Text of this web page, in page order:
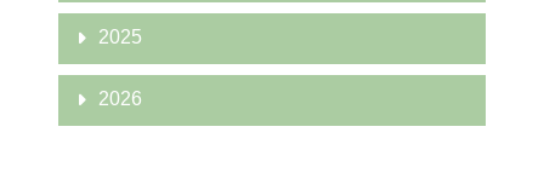
2025
2026